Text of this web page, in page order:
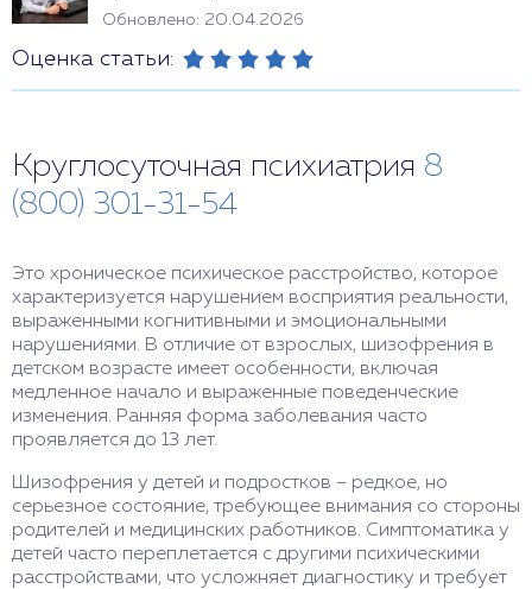
Обновлено: 20.04.2026
Оценка статьи:
Круглосуточная психиатрия 8
(800) 301-31-54
Это хроническое психическое расстройство, которое
характеризуется нарушением восприятия реальности,
выраженными когнитивными и эмоциональными
нарушениями. В отличие от взрослых, шизофрения в
детском возрасте имеет особенности, включая
медленное начало и выраженные поведенческие
изменения. Ранняя форма заболевания часто
проявляется до 13 лет.
Шизофрения у детей и подростков – редкое, но
серьезное состояние, требующее внимания со стороны
родителей и медицинских работников. Симптоматика у
детей часто переплетается с другими психическими
расстройствами, что усложняет диагностику и требует